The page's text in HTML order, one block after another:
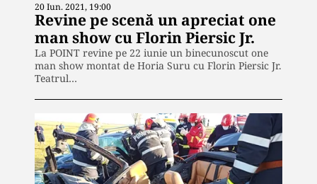
20 Iun. 2021, 19:00
Revine pe scenă un apreciat one
man show cu Florin Piersic Jr.
La POINT revine pe 22 iunie un binecunoscut one
man show montat de Horia Suru cu Florin Piersic Jr.
Teatrul…